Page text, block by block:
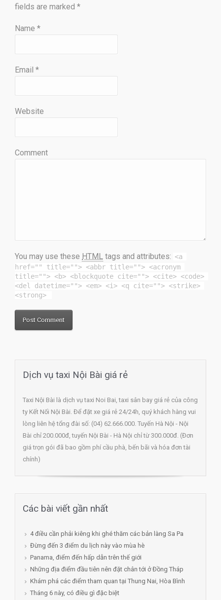
fields are marked *
Name *
Email *
Website
Comment
You may use these HTML tags and attributes: <a
href="" title=""> <abbr title=""> <acronym
title=""> <b> <blockquote cite=""> <cite> <code>
<del datetime=""> <em> <i> <q cite=""> <strike>
<strong>
Dịch vụ taxi Nội Bài giá rẻ
Taxi Nội Bài là dịch vụ taxi Noi Bai, taxi sân bay giá rẻ của công
ty Kết Nối Nội Bài. Để đặt xe giá rẻ 24/24h, quý khách hàng vui
lòng liên hệ tổng đài số: (04) 62.666.000. Tuyến Hà Nội - Nội
Bài chỉ 200.000đ, tuyến Nội Bài - Hà Nội chỉ từ 300.000đ. (Đơn
giá trọn gói đã bao gồm phí cầu phà, bến bãi và hóa đơn tài
chính)
Các bài viết gần nhất
4 điều cần phải kiêng khi ghé thăm các bản làng Sa Pa
Đừng đến 3 điểm du lịch này vào mùa hè
Panama, điểm đến hấp dẫn trên thế giới
Những địa điểm đầu tiên nên đặt chân tới ở Đồng Tháp
Khám phá các điểm tham quan tại Thung Nai, Hòa Bình
Tháng 6 này, có điều gì đặc biệt